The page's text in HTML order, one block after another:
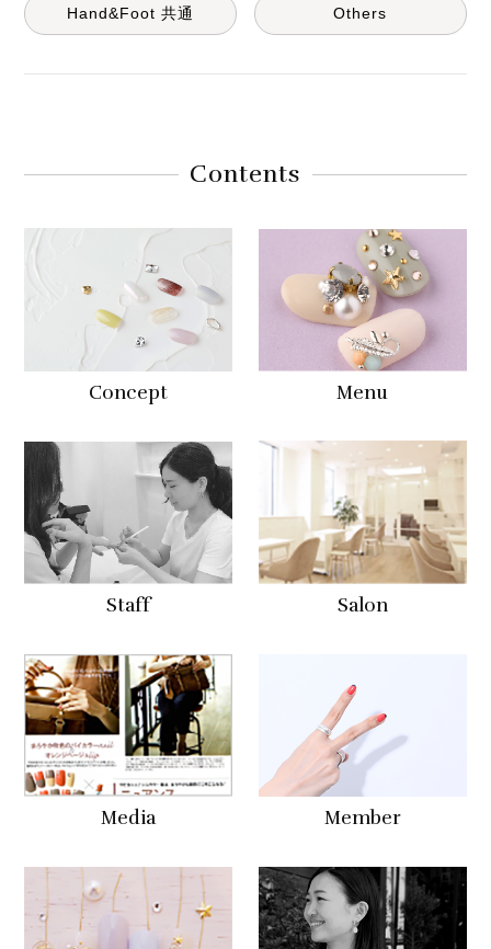
Hand&Foot 共通 Others
Contents
Concept Menu
Staff Salon
Media Member